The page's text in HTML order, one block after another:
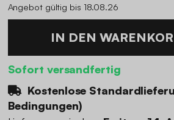
Angebot gültig bis 18.08.26
IN DEN
Sofort versandfertig
Kostenlose
Bedingungen)